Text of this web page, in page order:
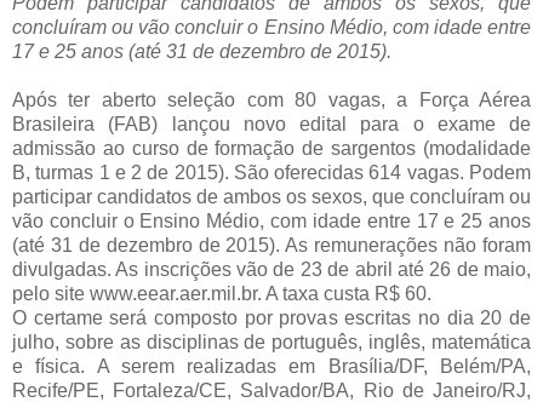
concluíram ou vão concluir o Ensino Médio, com idade entre
17 e 25 anos (até 31 de dezembro de 2015).
Após ter aberto seleção com 80 vagas, a Força Aérea
Brasileira (FAB) lançou novo edital para o exame de
admissão ao curso de formação de sargentos (modalidade
B, turmas 1 e 2 de 2015). São oferecidas 614 vagas. Podem
participar candidatos de ambos os sexos, que concluíram ou
vão concluir o Ensino Médio, com idade entre 17 e 25 anos
(até 31 de dezembro de 2015). As remunerações não foram
divulgadas. As inscrições vão de 23 de abril até 26 de maio,
pelo site www.eear.aer.mil.br. A taxa custa R$ 60.
O certame será composto por provas escritas no dia 20 de
julho, sobre as disciplinas de português, inglês, matemática
e física. A serem realizadas em Brasília/DF, Belém/PA,
Recife/PE, Fortaleza/CE, Salvador/BA, Rio de Janeiro/RJ,